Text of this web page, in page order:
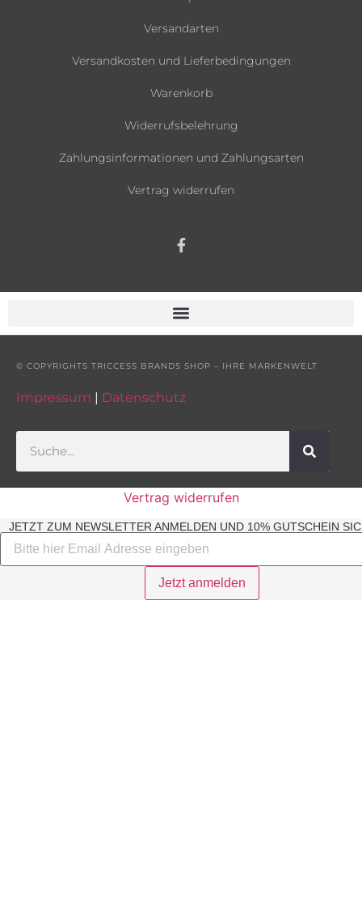
Versandarten
Versandkosten und Lieferbedingungen
Warenkorb
Widerrufsbelehrung
Zahlungsinformationen und Zahlungsarten
Vertrag widerrufen
© COPYRIGHTS TRICCESS BRANDS SHOP – IHRE MARKENWELT
Impressum | Datenschutz
Vertrag widerrufen
JETZT ZUM NEWSLETTER ANMELDEN UND 10% GUTSCHEIN